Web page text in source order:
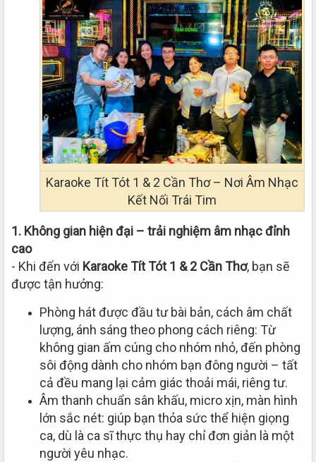
Karaoke Tít Tót 1 & 2 Cần Thơ – Nơi Âm Nhạc
Kết Nối Trái Tim
1. Không gian hiện đại – trải nghiệm âm nhạc đỉnh
cao
- Khi đến với Karaoke Tít Tót 1 & 2 Cần Thơ, bạn sẽ
được tận hưởng:
Phòng hát được đầu tư bài bản, cách âm chất
lượng, ánh sáng theo phong cách riêng: Từ
không gian ấm cúng cho nhóm nhỏ, đến phòng
sôi động dành cho nhóm bạn đông người – tất
cả đều mang lại cảm giác thoải mái, riêng tư.
Âm thanh chuẩn sân khấu, micro xịn, màn hình
lớn sắc nét: giúp bạn thỏa sức thể hiện giọng
ca, dù là ca sĩ thực thụ hay chỉ đơn giản là một
người yêu nhạc.